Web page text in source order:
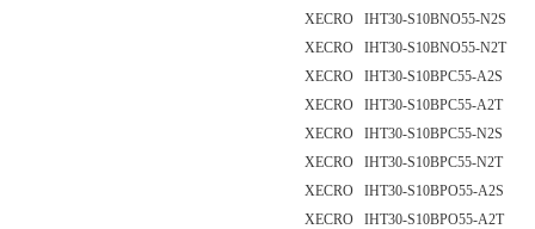
XECRO IHT30-S10BNO55-N2S
XECRO IHT30-S10BNO55-N2T
XECRO IHT30-S10BPC55-A2S
XECRO IHT30-S10BPC55-A2T
XECRO IHT30-S10BPC55-N2S
XECRO IHT30-S10BPC55-N2T
XECRO IHT30-S10BPO55-A2S
XECRO IHT30-S10BPO55-A2T